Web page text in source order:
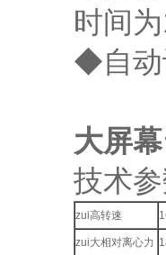
时间为
◆自动
大屏
技术参数
zui高转速
zui大相对离心力